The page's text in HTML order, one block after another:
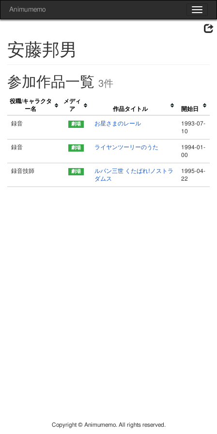
Toggle
Animumemo
安藤邦男
参加作品一覧 3件
役職/キャラクタ
ー名
メディ
ア
作品タイトル 開始日
録音 お星さまのレール
1993-07-
10
録音 ライヤンツーリーのうた
1994-01-
00
録音技師
ルパン三世 くたばれ!ノストラ
ダムス
1995-04-
22
Copyright © Animumemo. All rights reserved.